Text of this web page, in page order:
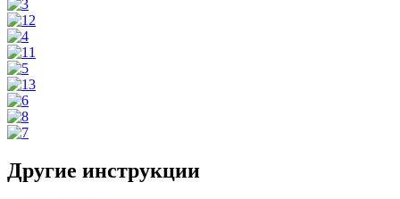
Другие инструкции